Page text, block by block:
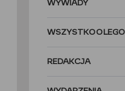
WYWIADY
WSZYSTKO O LEGO
REDAKCJA